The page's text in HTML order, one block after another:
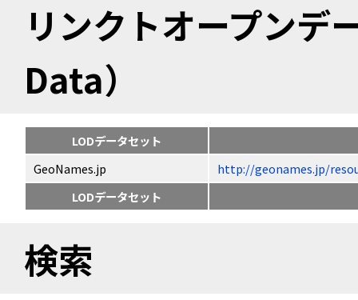
リンクトオープン
Data）
LODデータセット
GeoNames.jp
http://geonames.jp/
LODデータセット
検索